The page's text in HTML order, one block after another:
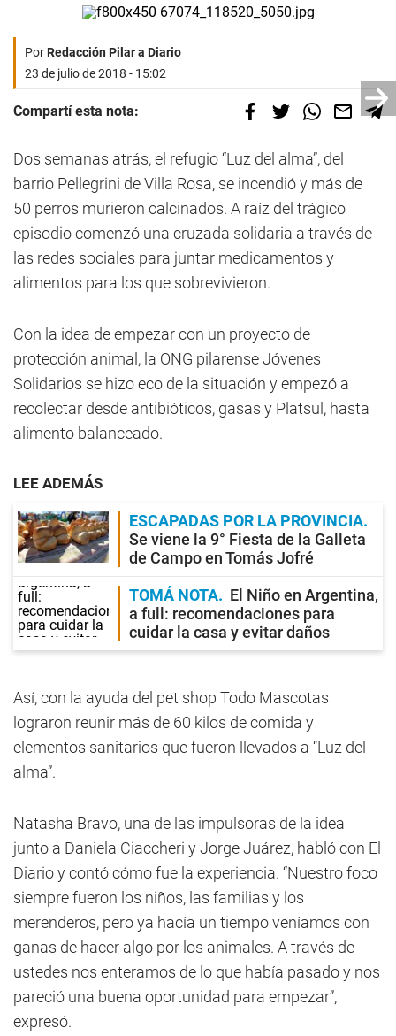
PorRedacción Pilar a Diario
23 de julio de 2018 - 15:02
Compartí esta nota:
Dos semanas atrás, el refugio “Luz del alma”, del
barrio Pellegrini de Villa Rosa, se incendió y más de
50 perros murieron calcinados. A raíz del trágico
episodio comenzó una cruzada solidaria a través de
las redes sociales para juntar medicamentos y
alimentos para los que sobrevivieron.
Con la idea de empezar con un proyecto de
protección animal, la ONG pilarense Jóvenes
Solidarios se hizo eco de la situación y empezó a
recolectar desde antibióticos, gasas y Platsul, hasta
alimento balanceado.
LEE ADEMÁS
ESCAPADAS POR LA PROVINCIA
Se viene la 9° Fiesta de la Galleta
de Campo en Tomás Jofré
TOMÁ NOTA
El Niño en Argentina,
a full: recomendaciones para
cuidar la casa y evitar daños
Así, con la ayuda del pet shop Todo Mascotas
lograron reunir más de 60 kilos de comida y
elementos sanitarios que fueron llevados a “Luz del
alma”.
Natasha Bravo, una de las impulsoras de la idea
junto a Daniela Ciaccheri y Jorge Juárez, habló con El
Diario y contó cómo fue la experiencia. “Nuestro foco
siempre fueron los niños, las familias y los
merenderos, pero ya hacía un tiempo veníamos con
ganas de hacer algo por los animales. A través de
ustedes nos enteramos de lo que había pasado y nos
pareció una buena oportunidad para empezar”,
expresó.